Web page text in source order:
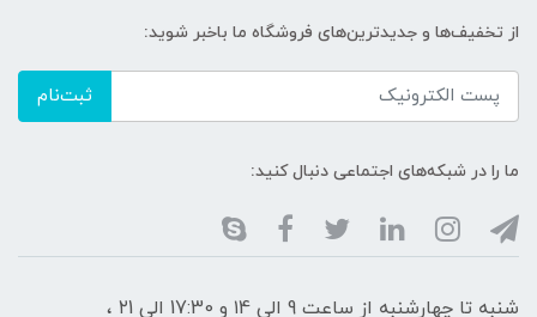
از تخفیف‌ها و جدیدترین‌های فروشگاه ما باخبر شوید:
ثبت‌نام
ما را در شبکه‌های اجتماعی دنبال کنید:
شنبه تا چهارشنبه از ساعت 9 الی ۱4 و 17:30 الی ۲1 ،